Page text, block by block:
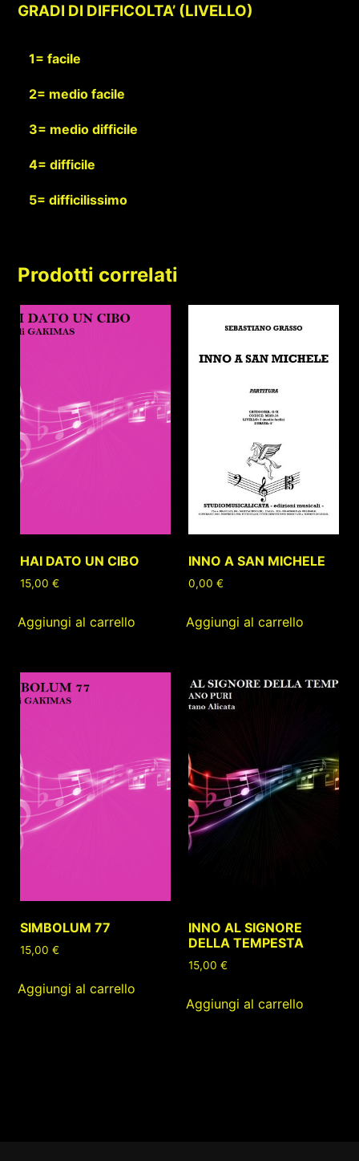
GRADI DI DIFFICOLTA’ (LIVELLO)
1= facile
2= medio facile
3= medio difficile
4= difficile
5= difficilissimo
Prodotti correlati
HAI DATO UN CIBO
15,00€
Aggiungi al carrello
INNO A SAN MICHELE
0,00€
Aggiungi al carrello
SIMBOLUM 77
15,00€
Aggiungi al carrello
INNO AL SIGNORE
DELLA TEMPESTA
15,00€
Aggiungi al carrello